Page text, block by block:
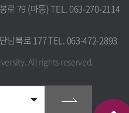
로 79 (마동) TEL. 063-270-2114
남북로 177 TEL. 063-472-2893
All rights reserved.